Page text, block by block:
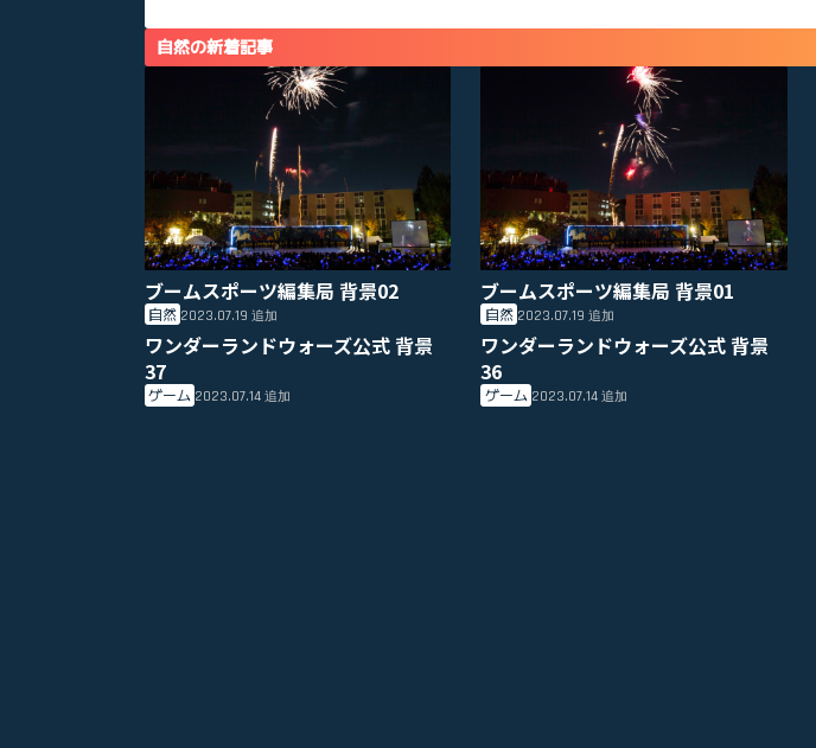
自然の新着記事
ブームスポーツ編集局 背景02
自然 2023.07.19追加
ブームスポーツ編集局 背景01
自然 2023.07.19 追加
ワンダーランドウォーズ公式 背景
37
ゲーム 2023.07.14追加
ワンダーランドウォーズ公式 背景
36
ゲーム 2023.07.14 追加